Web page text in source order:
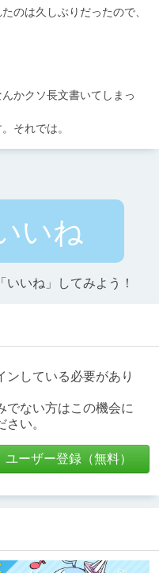
のは久しぶりだったので、
かクソ長文書いてしまっ
それでは。
いね
いね」してみよう！
ンしている必要があり
でない方はこの機会に
い。
ユーザー登録（無料）